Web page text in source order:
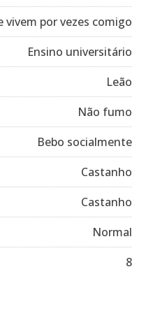
vivem por vezes comigo
Ensino universitário
Leão
Não fumo
Bebo socialmente
Castanho
Castanho
Normal
8